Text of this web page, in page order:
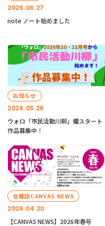
2026.06.27
note ノート始めました
2026.05.26
お知らせ
ウォロ「市民活動川柳」欄スタート
作品募集中！
2026.04.20
会報誌CANVAS NEWS
【CANVAS NEWS】2026年春号